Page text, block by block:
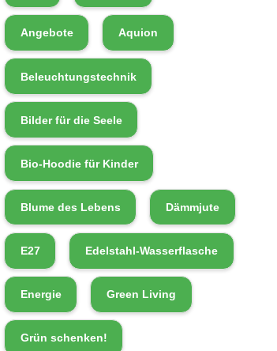
Angebote Aquion
Beleuchtungstechnik
Bilder für die Seele
Bio-Hoodie für Kinder
Blume des Lebens Dämmjute
E27 Edelstahl-Wasserflasche
Energie Green Living
Grün schenken!